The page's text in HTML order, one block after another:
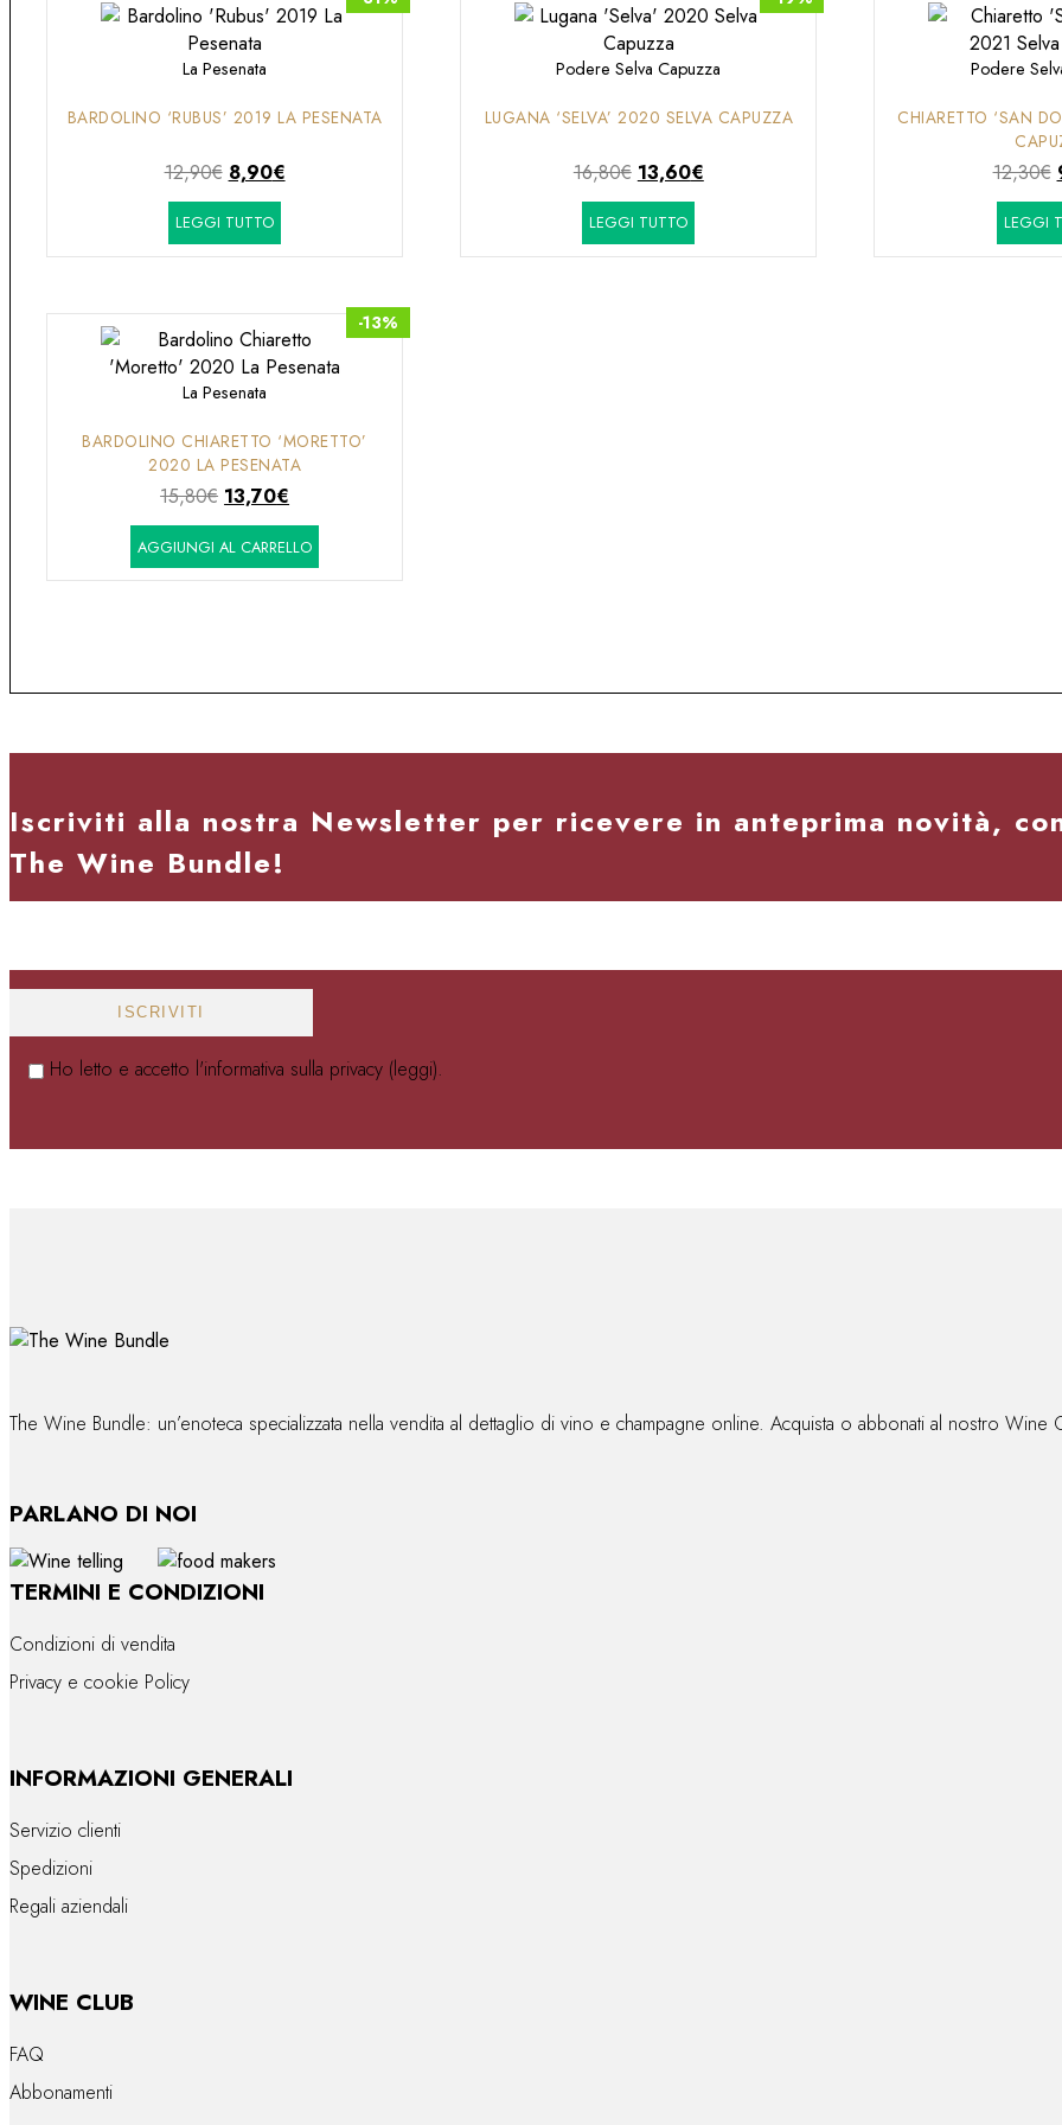
La Pesenata
BARDOLINO ‘RUBUS’ 2019 LA PESENATA
12,90€ Il
prezzo
originale
era:
8,90€Il
è:
LEGGI TUTTO
Podere Selva Capuzza
LUGANA ‘SELVA’ 2020 SELVA CAPUZZA
16,80€ Il
prezzo
originale
era:
13,60€Il
è:
LEGGI TUTTO
Podere
CHIARETTO ‘SAN
12,30€
LEGGI
-13%
La Pesenata
BARDOLINO CHIARETTO ‘MORETTO’
2020 LA PESENATA
15,80€ Il
prezzo
originale
era:
13,70€
prezzo
attuale
è:
AGGIUNGI AL CARRELLO
Iscriviti alla nostra Newsletter per ricevere in anteprima novità,
The Wine Bundle!
Ho letto e accetto l'informativa sulla privacy (leggi).
The Wine Bundle: un’enoteca specializzata nella vendita al dettaglio di vino e champagne online. Acquista o abbonati al nostro Wine
PARLANO DI NOI
TERMINI E CONDIZIONI
Condizioni di vendita
Privacy e cookie Policy
INFORMAZIONI GENERALI
Servizio clienti
Spedizioni
Regali aziendali
WINE CLUB
FAQ
Abbonamenti